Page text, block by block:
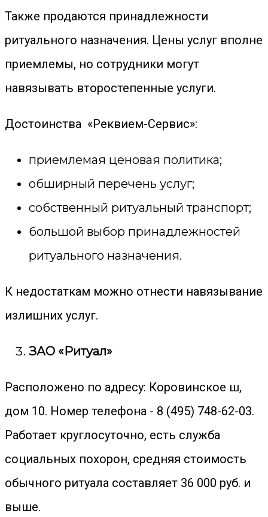
Также продаются принадлежности
ритуального назначения. Цены услуг вполне
приемлемы, но сотрудники могут
навязывать второстепенные услуги.
Достоинства «Реквием-Сервис»:
приемлемая ценовая политика;
обширный перечень услуг;
собственный ритуальный транспорт;
большой выбор принадлежностей
ритуального назначения.
К недостаткам можно отнести навязывание
излишних услуг.
ЗАО «Ритуал»
Расположено по адресу: Коровинское ш,
дом 10. Номер телефона - 8 (495) 748-62-03.
Работает круглосуточно, есть служба
социальных похорон, средняя стоимость
обычного ритуала составляет 36 000 руб. и
выше.